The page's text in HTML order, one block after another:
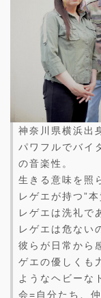
神奈川県横浜出
パワフルでバイ
の音楽性。
生きる意味を照
レゲエが持つ”
レゲエは洗礼で
レゲエは危ない
彼らが日常から
ゲエの優しくも
ようなヘビーな
会=自分たち、